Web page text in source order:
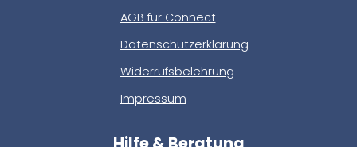
AGB für Connect
Datenschutzerklärung
Widerrufsbelehrung
Impressum